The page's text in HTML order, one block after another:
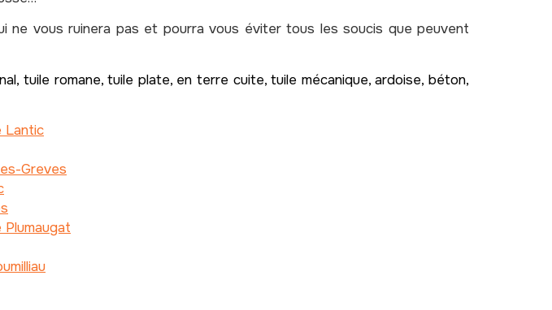
ne vous ruinera pas et pourra vous éviter tous les soucis que peuvent
tuile romane, tuile plate, en terre cuite, tuile mécanique, ardoise, béton,
Lantic
Greves